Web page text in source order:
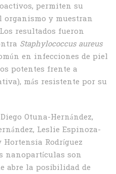
permiten su
y muestran
resultados fueron
Staphylococcus aureus
en infecciones de piel
potentes frente a
más resistente por su
Otuna-Hernández,
Leslie Espinoza-
Rodríguez
nanopartículas son
abre la posibilidad de